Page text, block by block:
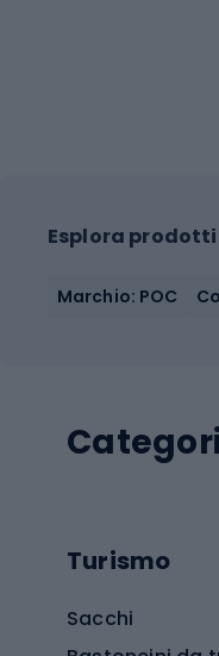
Esplora
Marchio: POC
Turismo
Sacchi